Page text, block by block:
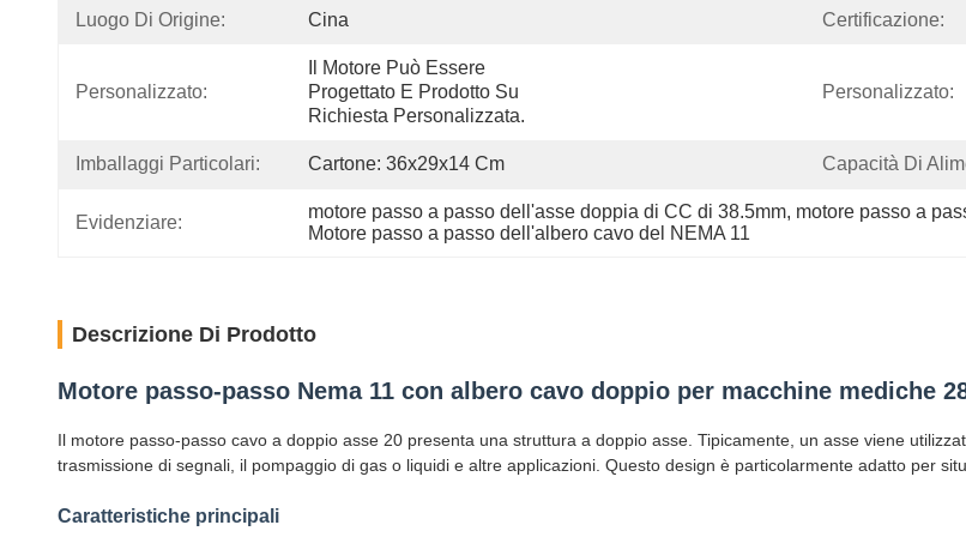
Luogo Di Origine: Cina Certificazione:
Personalizzato:
Il Motore Può Essere
Progettato E Prodotto Su
Richiesta Personalizzata.
Personalizzato:
Imballaggi Particolari: Cartone: 36x29x14 Cm Capacità Di
Evidenziare:
motore passo a passo dell'asse doppia di CC di 38.5mm, motore passo a
Motore passo a passo dell'albero cavo del NEMA 11
Descrizione Di Prodotto
Motore passo-passo Nema 11 con albero cavo doppio per macchine mediche
Il motore passo-passo cavo a doppio asse 20 presenta una struttura a doppio asse. Tipicamente, un asse viene
trasmissione di segnali, il pompaggio di gas o liquidi e altre applicazioni. Questo design è particolarmente adatto per
Caratteristiche principali